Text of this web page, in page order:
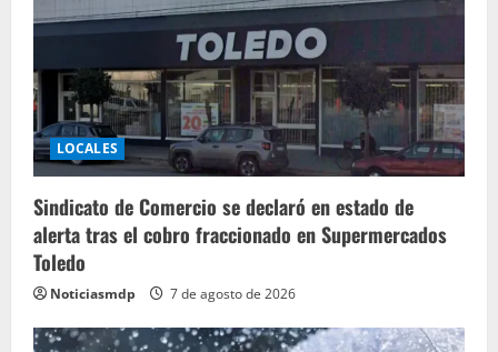
LOCALES
Sindicato de Comercio se declaró en estado de
alerta tras el cobro fraccionado en Supermercados
Toledo
Noticiasmdp 7 de agosto de 2026